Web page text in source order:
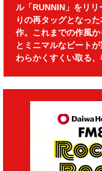
ル「RUNNIN」をリ
りの再タッグとなっ
作。これまでの作風
とミニマルなビート
わらかくすくい取る